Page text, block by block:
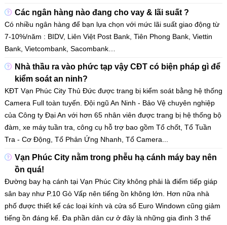
Các ngân hàng nào đang cho vay & lãi suất ?
Có nhiều ngân hàng để bạn lựa chọn với mức lãi suất giao động từ
7-10%/năm : BIDV, Liên Việt Post Bank, Tiên Phong Bank, Viettin
Bank, Vietcombank, Sacombank…
Nhà thầu ra vào phức tạp vậy CĐT có biện pháp gì để
kiểm soát an ninh?
KĐT Vạn Phúc City Thủ Đức được trang bị kiểm soát bằng hệ thống
Camera Full toàn tuyến. Đội ngũ An Ninh - Bảo Vệ chuyên nghiệp
của Công ty Đại An với hơn 65 nhân viên được trang bị hệ thống bộ
đàm, xe máy tuần tra, công cụ hỗ trợ bao gồm Tổ chốt, Tổ Tuần
Tra - Cơ Động, Tổ Phản Ứng Nhanh, Tổ Camera...
Vạn Phúc City nằm trong phễu hạ cánh máy bay nên
ồn quá!
Đường bay hạ cánh tại Vạn Phúc City không phải là điểm tiếp giáp
sân bay như P.10 Gò Vấp nên tiếng ồn không lớn. Hơn nữa nhà
phố được thiết kế các loại kính và cửa sổ Euro Windown cũng giảm
tiếng ồn đáng kể. Đa phần dân cư ở đây là những gia đình 3 thế